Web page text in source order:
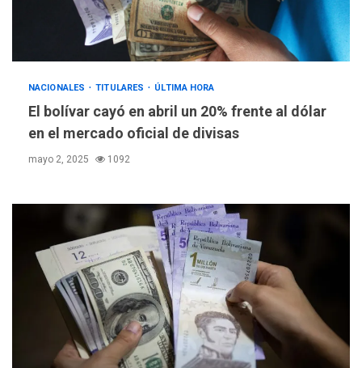
NACIONALES TITULARES ÚLTIMA HORA
El bolívar cayó en abril un 20% frente al dólar
en el mercado oficial de divisas
mayo 2, 2025 1092